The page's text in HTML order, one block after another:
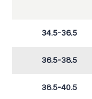
34.5-36.5
36.5-38.5
38.5-40.5